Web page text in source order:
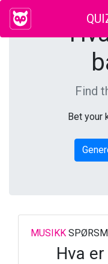
Find
Bet your
MUSIKK
Hva